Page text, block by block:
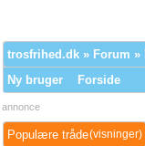
trosfrihed.dk » Forum »
Ny bruger
Forside
annonce
(visninger)
Populære tråde